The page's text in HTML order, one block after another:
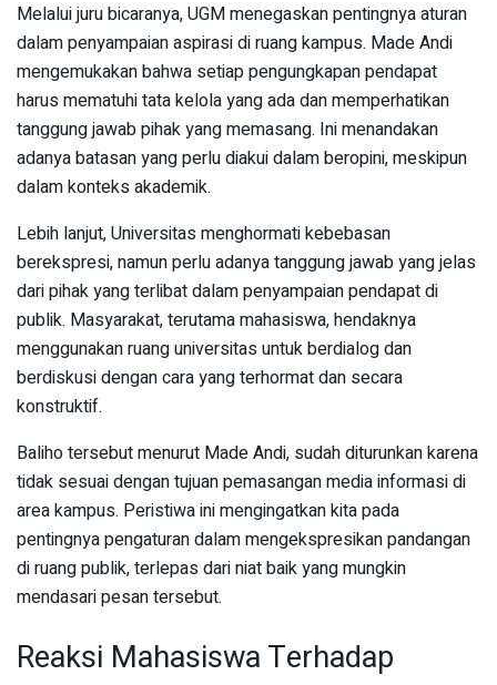
Melalui juru bicaranya, UGM menegaskan pentingnya aturan
dalam penyampaian aspirasi di ruang kampus. Made Andi
mengemukakan bahwa setiap pengungkapan pendapat
harus mematuhi tata kelola yang ada dan memperhatikan
tanggung jawab pihak yang memasang. Ini menandakan
adanya batasan yang perlu diakui dalam beropini, meskipun
dalam konteks akademik.
Lebih lanjut, Universitas menghormati kebebasan
berekspresi, namun perlu adanya tanggung jawab yang jelas
dari pihak yang terlibat dalam penyampaian pendapat di
publik. Masyarakat, terutama mahasiswa, hendaknya
menggunakan ruang universitas untuk berdialog dan
berdiskusi dengan cara yang terhormat dan secara
konstruktif.
Baliho tersebut menurut Made Andi, sudah diturunkan karena
tidak sesuai dengan tujuan pemasangan media informasi di
area kampus. Peristiwa ini mengingatkan kita pada
pentingnya pengaturan dalam mengekspresikan pandangan
di ruang publik, terlepas dari niat baik yang mungkin
mendasari pesan tersebut.
Reaksi Mahasiswa Terhadap